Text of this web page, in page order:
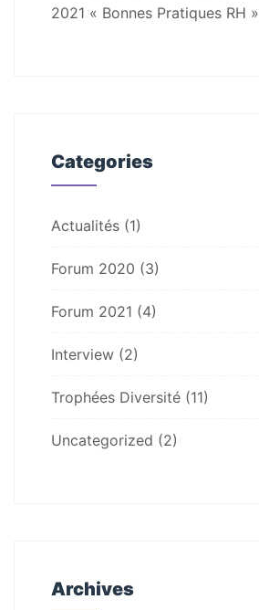
2021 « Bonnes Pratiques RH »
Categories
Actualités (1)
Forum 2020 (3)
Forum 2021 (4)
Interview (2)
Trophées Diversité (11)
Uncategorized (2)
Archives